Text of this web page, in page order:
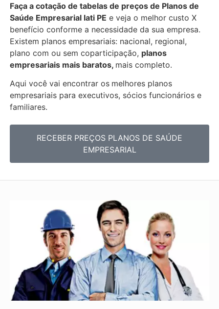
Faça a cotação de tabelas de preços de Planos de
Saúde Empresarial Iati PE e veja o melhor custo X
benefício conforme a necessidade da sua empresa.
Existem planos empresariais: nacional, regional,
plano com ou sem coparticipação, planos
empresariais mais baratos, mais completo.
Aqui você vai encontrar os melhores planos
empresariais para executivos, sócios funcionários e
familiares.
RECEBER PREÇOS PLANOS DE SAÚDE
EMPRESARIAL